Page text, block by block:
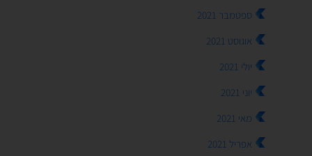
ספטמבר 2021
אוגוסט 2021
יולי 2021
יוני 2021
מאי 2021
אפריל 2021